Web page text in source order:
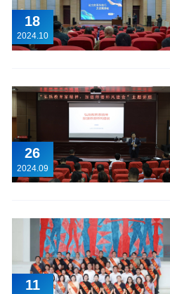
18
2024.10
26
2024.09
11